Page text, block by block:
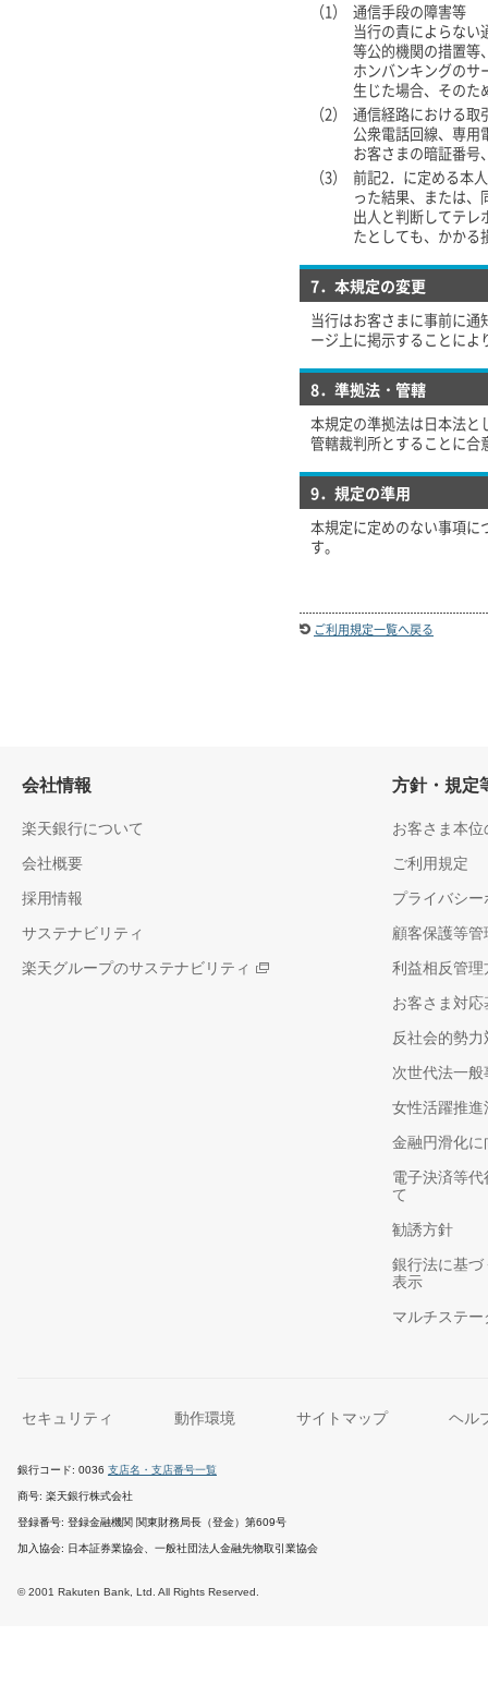
（1）
通信手段の障害等
当行の責によらない
等公的機関の措置等
ホンバンキングのサ
生じた場合、そのた
（2）
通信経路における取
公衆電話回線、専用
お客さまの暗証番号
（3）
前記2．に定める本
った結果、または
出人と判断してテレ
たとしても、かかる
7．本規定の変更
当行はお客さまに事前に
ージ上に掲示することに
8．準拠法・管轄
本規定の準拠法は日本法と
管轄裁判所とすることに合
9．規定の準用
本規定に定めのない事項に
す。
ご利用規定一覧へ戻る
会社情報
楽天銀行について
会社概要
採用情報
サステナビリティ
楽天グループのサステナビリティ
方針・規定
お客さま本
ご利用規定
プライバシー
顧客保護等管
利益相反管理
お客さま対応
反社会的勢
次世代法一
女性活躍推
金融円滑化
電子決済等
て
勧誘方針
銀行法に基
表示
マルチステ
セキュリティ 動作環境 サイトマップ ヘル
銀行コード 0036 支店名・支店番号一覧
商号 楽天銀行株式会社
登録番号 登録金融機関 関東財務局長（登金）第609号
加入協会 日本証券業協会、一般社団法人金融先物取引業協会
© 2001 Rakuten Bank, Ltd. All Rights Reserved.